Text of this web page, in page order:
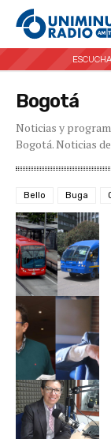
Bogotá
Noticias y
Bogotá. Noticias
Bello Buga